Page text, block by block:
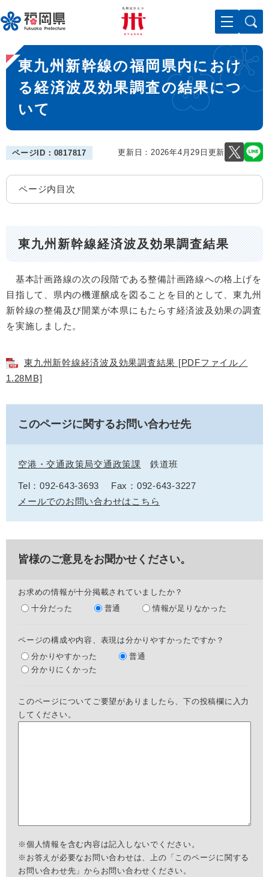
ー
ジ
先
頭
メニューを飛ばして本文へ
本
文
東九州新幹線の福岡県内におけ
る経済波及効果調査の結果につ
いて
ページID：0817817 更新日：2026年4月29日更新
ページ内目次
東九州新幹線経済波及効果調査結果
基本計画路線の次の段階である整備計画路線への格上げを
目指して、県内の機運醸成を図ることを目的として、東九州
新幹線の整備及び開業が本県にもたらす経済波及効果の調査
を実施しました。
東九州新幹線経済波及効果調査結果 [PDFファイル／
1.28MB]
このページに関するお問い合わせ先
空港・交通政策局交通政策課 鉄道班
Tel：092-643-3693
Fax：092-643-3227
メールでのお問い合わせはこちら
皆様のご意見をお聞かせください。
お求めの情報が十分掲載されていましたか？
十分だった
普通 情報が足りなかった
ページの構成や内容、表現は分かりやすかったですか？
分かりやすかった
普通
分かりにくかった
このページについてご要望がありましたら、下の投稿欄に入力
してください。
※個人情報を含む内容は記入しないでください。
※お答えが必要なお問い合わせは、上の「このページに関する
お問い合わせ先」からお問い合わせください。